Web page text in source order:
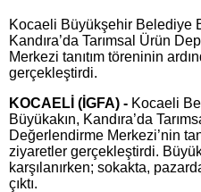
Kocaeli Büyükşehir Belediye
Kandıra’da Tarımsal Ürün
Merkezi tanıtım töreninin
gerçekleştirdi.
KOCAELİ (İGFA) - Kocaeli
Büyükakın, Kandıra’da
Değerlendirme Merkezi’nin
ziyaretler gerçekleştirdi.
karşılanırken; sokakta,
çıktı.